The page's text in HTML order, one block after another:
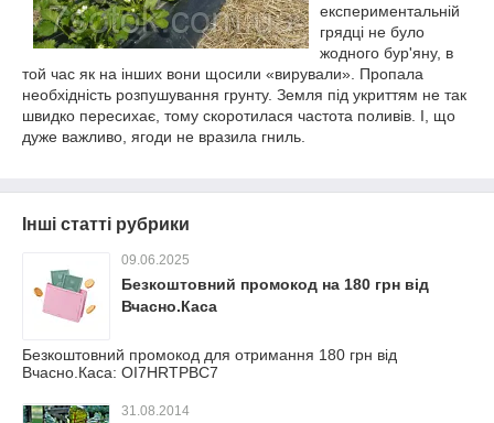
експериментальній
грядці не було
жодного бур'яну, в
той час як на інших вони щосили «вирували». Пропала
необхідність розпушування грунту. Земля під укриттям не так
швидко пересихає, тому скоротилася частота поливів. І, що
дуже важливо, ягоди не вразила гниль.
Інші статті рубрики
09.06.2025
Безкоштовний промокод на 180 грн від
Вчасно.Каса
Безкоштовний промокод для отримання 180 грн від
Вчасно.Каса: OI7HRTPBC7
31.08.2014